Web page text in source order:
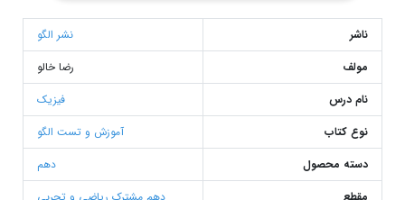
ناشر
نشر الگو
مولف
رضا خالو
نام درس
فیزیک
نوع کتاب
آموزش و تست الگو
دسته محصول
دهم